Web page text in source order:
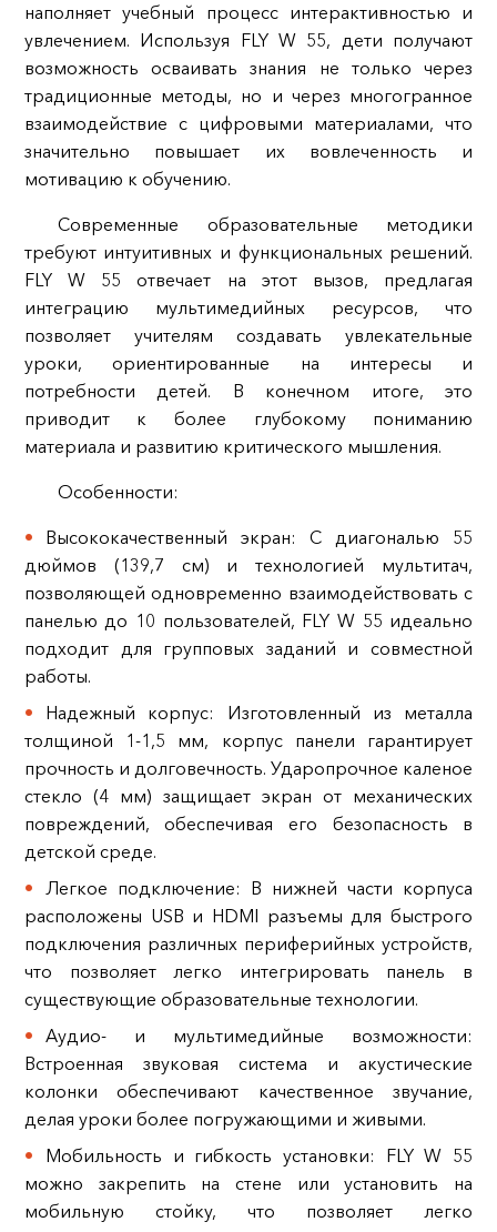
наполняет учебный процесс интерактивностью и
увлечением. Используя FLY W 55, дети получают
возможность осваивать знания не только через
традиционные методы, но и через многогранное
взаимодействие с цифровыми материалами, что
значительно повышает их вовлеченность и
мотивацию к обучению.
Современные образовательные методики
требуют интуитивных и функциональных решений.
FLY W 55 отвечает на этот вызов, предлагая
интеграцию мультимедийных ресурсов, что
позволяет учителям создавать увлекательные
уроки, ориентированные на интересы и
потребности детей. В конечном итоге, это
приводит к более глубокому пониманию
материала и развитию критического мышления.
Особенности:
Высококачественный экран: С диагональю 55
дюймов (139,7 см) и технологией мультитач,
позволяющей одновременно взаимодействовать с
панелью до 10 пользователей, FLY W 55 идеально
подходит для групповых заданий и совместной
работы.
Надежный корпус: Изготовленный из металла
толщиной 1-1,5 мм, корпус панели гарантирует
прочность и долговечность. Ударопрочное каленое
стекло (4 мм) защищает экран от механических
повреждений, обеспечивая его безопасность в
детской среде.
Легкое подключение: В нижней части корпуса
расположены USB и HDMI разъемы для быстрого
подключения различных периферийных устройств,
что позволяет легко интегрировать панель в
существующие образовательные технологии.
Аудио- и мультимедийные возможности:
Встроенная звуковая система и акустические
колонки обеспечивают качественное звучание,
делая уроки более погружающими и живыми.
Мобильность и гибкость установки: FLY W 55
можно закрепить на стене или установить на
мобильную стойку, что позволяет легко